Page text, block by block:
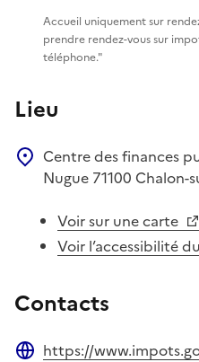
Accueil uniquement sur
prendre rendez-vous sur
téléphone."
Lieu
Centre des finances
Nugue 71100 Chalon-
Voir sur une carte
Voir l’accessibilité
Contacts
https://